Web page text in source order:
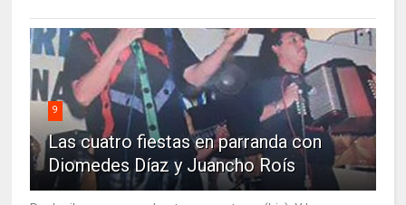
9
Las cuatro fiestas en parranda con
Diomedes Díaz y Juancho Roís